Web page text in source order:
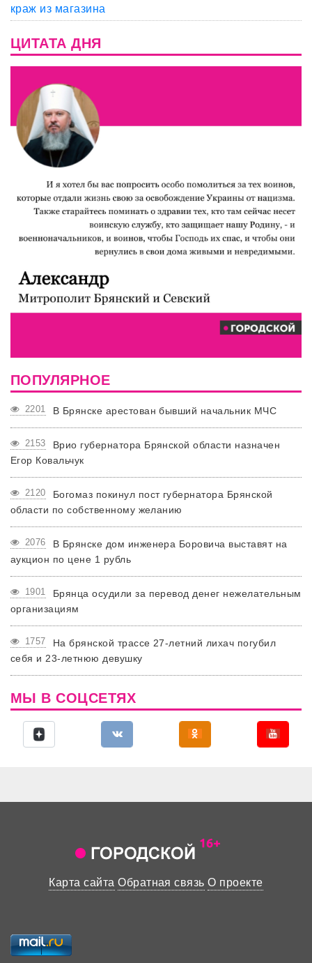
краж из магазина
ЦИТАТА ДНЯ
ПОПУЛЯРНОЕ
2201 В Брянске арестован бывший начальник МЧС
2153
Врио губернатора Брянской области назначен
Егор Ковальчук
2120
Богомаз покинул пост губернатора Брянской
области по собственному желанию
2076
В Брянске дом инженера Боровича выставят на
аукцион по цене 1 рубль
1901
Брянца осудили за перевод денег нежелательным
организациям
1757
На брянской трассе 27-летний лихач погубил
себя и 23-летнюю девушку
МЫ В СОЦСЕТЯХ
Карта сайта Обратная связь О проекте